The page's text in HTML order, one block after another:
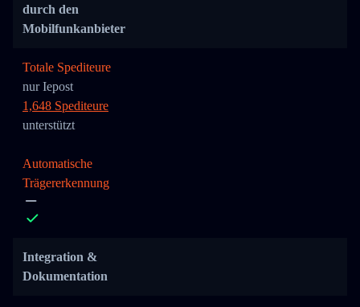
durch den
Mobilfunkanbieter
Totale Spediteure
nur Iepost
1,648 Spediteure
unterstützt
Automatische
Trägererkennung
Integration &
Dokumentation